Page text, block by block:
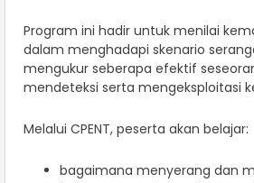
Program ini hadir untuk menilai
dalam menghadapi skenario
mengukur seberapa efektif
mendeteksi serta mengeksploitasi
Melalui CPENT, peserta akan belajar:
bagaimana menyerang dan